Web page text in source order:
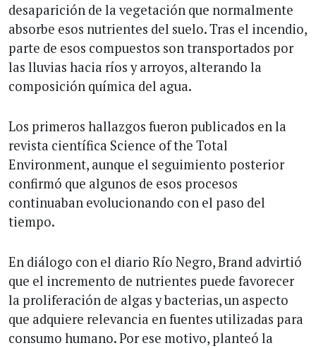
desaparición de la vegetación que normalmente
absorbe esos nutrientes del suelo. Tras el incendio,
parte de esos compuestos son transportados por
las lluvias hacia ríos y arroyos, alterando la
composición química del agua.
Los primeros hallazgos fueron publicados en la
revista científica Science of the Total
Environment, aunque el seguimiento posterior
confirmó que algunos de esos procesos
continuaban evolucionando con el paso del
tiempo.
En diálogo con el diario Río Negro, Brand advirtió
que el incremento de nutrientes puede favorecer
la proliferación de algas y bacterias, un aspecto
que adquiere relevancia en fuentes utilizadas para
consumo humano. Por ese motivo, planteó la